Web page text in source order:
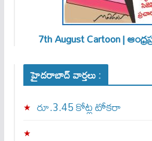
7th August Cartoon |
హైదరాబాద్ వార్తలు :
రూ.3.45 కోట్ల టోకరా